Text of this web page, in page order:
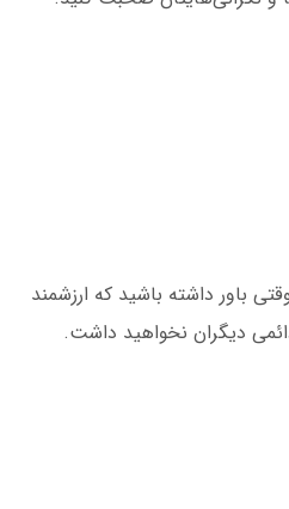
باور داشته باشید که ارزشمند
دیگران نخواهید داشت.